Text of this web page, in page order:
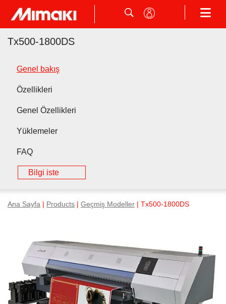
Tx500-1800DS
Genel bakış
Özellikleri
Genel Özellikleri
Yüklemeler
FAQ
Bilgi iste
Ana Sayfa Products Geçmiş Modeller | Tx500-1800DS